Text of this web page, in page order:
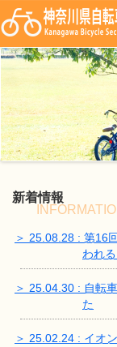
新着情報
＞ 25.08.28 : 第16
われる
＞ 25.04.30 : 自転
た
＞ 25.02.24 : イオ